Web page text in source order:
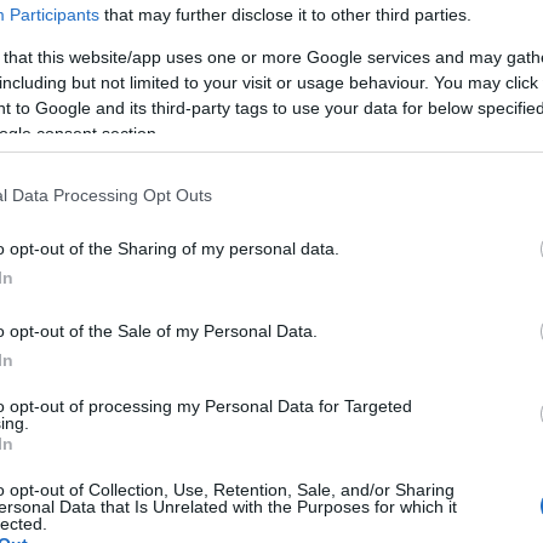
Participants that may further disclose it to other third parties.
that this website/app uses one or more Google services and may
but not limited to your visit or usage behaviour. You may
to Google and its third-party tags to use your data for below
consent section.
Data Processing Opt Outs
opt-out of the Sharing of my personal data.
opt-out of the Sale of my Personal Data.
opt-out of processing my Personal Data for Targeted
opt-out of Collection, Use, Retention, Sale, and/or Sharing
Data that Is Unrelated with the Purposes for which it
költségek 2011
SÜTI BEÁLLÍTÁSOK MÓDOSÍTÁSA